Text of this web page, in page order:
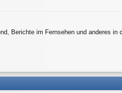
Berichte im Fernsehen und anderes